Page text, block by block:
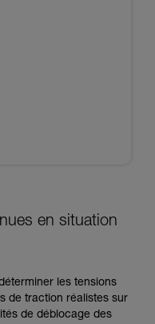
en situation
les tensions
de traction réalistes sur
de déblocage des